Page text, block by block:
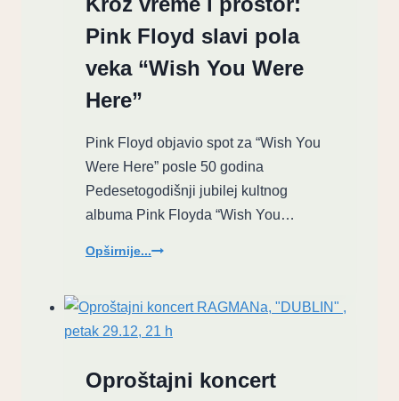
COUNT
–
Pink Floyd slavi pola
veka “Wish You Were
Here”
Pink Floyd objavio spot za “Wish You
Were Here” posle 50 godina
Pedesetogodišnji jubilej kultnog
albuma Pink Floyda “Wish You…
Opširnije...Kroz
prostor:
Pink
slavi
pola
Oproštajni koncert